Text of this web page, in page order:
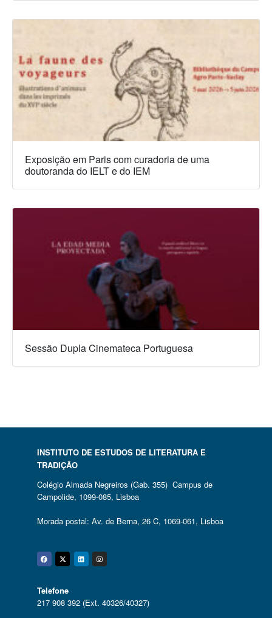
Exposição em Paris com curadoria de uma
doutoranda do IELT e do IEM
Sessão Dupla Cinemateca Portuguesa
INSTITUTO DE ESTUDOS DE LITERATURA E
TRADIÇÃO
Colégio Almada Negreiros (Gab. 355) Campus de
Campolide, 1099-085, Lisboa
Morada postal: Av. de Berna, 26 C, 1069-061, Lisboa
Facebook
Twitter
Linkedin
Instagram
Telefone
217 908 392 (Ext. 40326/40327)